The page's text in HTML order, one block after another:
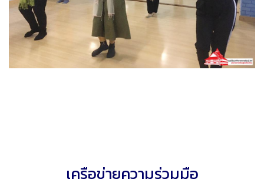
เครือข่ายความร่วมมือ